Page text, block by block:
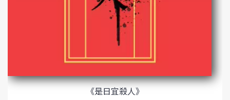
《是日宜殺人》